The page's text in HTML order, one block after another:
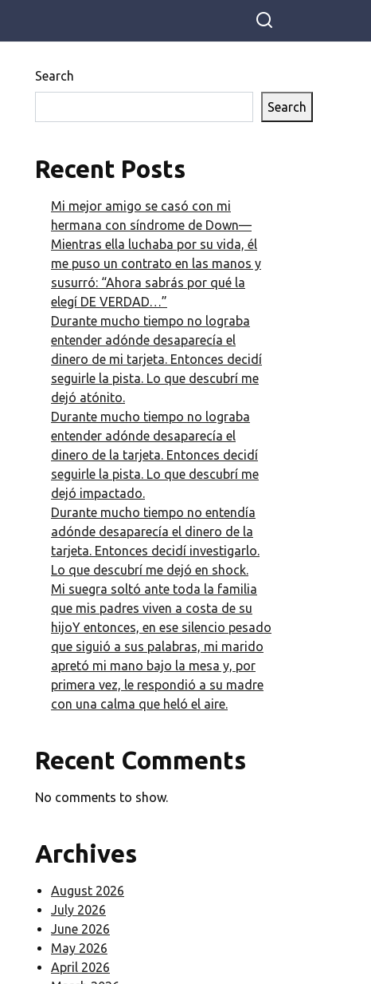
Search
Search
Recent Posts
Mi mejor amigo se casó con mi
hermana con síndrome de Down—
Mientras ella luchaba por su vida, él
me puso un contrato en las manos y
susurró: “Ahora sabrás por qué la
elegí DE VERDAD…”
Durante mucho tiempo no lograba
entender adónde desaparecía el
dinero de mi tarjeta. Entonces decidí
seguirle la pista. Lo que descubrí me
dejó atónito.
Durante mucho tiempo no lograba
entender adónde desaparecía el
dinero de la tarjeta. Entonces decidí
seguirle la pista. Lo que descubrí me
dejó impactado.
Durante mucho tiempo no entendía
adónde desaparecía el dinero de la
tarjeta. Entonces decidí investigarlo.
Lo que descubrí me dejó en shock.
Mi suegra soltó ante toda la familia
que mis padres viven a costa de su
hijoY entonces, en ese silencio pesado
que siguió a sus palabras, mi marido
apretó mi mano bajo la mesa y, por
primera vez, le respondió a su madre
con una calma que heló el aire.
Recent Comments
No comments to show.
Archives
August 2026
July 2026
June 2026
May 2026
April 2026